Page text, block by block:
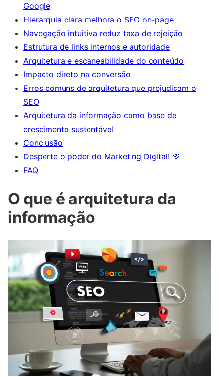
Google
Hierarquia clara melhora o SEO on-page
Navegação intuitiva reduz taxa de rejeição
Estrutura de links internos e autoridade
Arquitetura e escaneabilidade do conteúdo
Impacto direto na conversão
Erros comuns de arquitetura que prejudicam o
SEO
Arquitetura da informação como base de
crescimento sustentável
Conclusão
Desperte o poder do Marketing Digital! 💜
FAQ
O que é arquitetura da
informação